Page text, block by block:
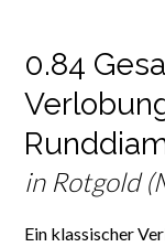
0.84
in Rotgold
Ein klassischer